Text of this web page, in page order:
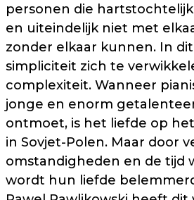
personen die
en uiteindelijk niet met
zonder elkaar kunnen. In
simpliciteit zich te
complexiteit. Wanneer
jonge en enorm
ontmoet, is het liefde op
in Sovjet-Polen. Maar door
omstandigheden en de tijd
wordt hun liefde